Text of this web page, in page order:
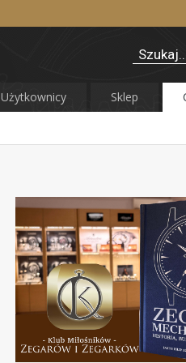
Użytkownicy Sklep